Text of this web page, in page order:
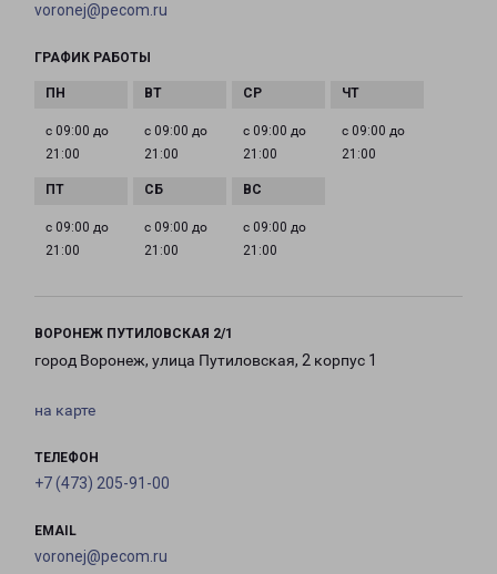
voronej@pecom.ru
ГРАФИК РАБОТЫ
с 09:00 до
21:00
с 09:00 до
21:00
с 09:00 до
21:00
с 09:00 до
21:00
с 09:00 до
21:00
с 09:00 до
21:00
с 09:00 до
21:00
ВОРОНЕЖ ПУТИЛОВСКАЯ 2/1
город Воронеж, улица Путиловская, 2 корпус 1
на карте
ТЕЛЕФОН
+7 (473) 205-91-00
EMAIL
voronej@pecom.ru